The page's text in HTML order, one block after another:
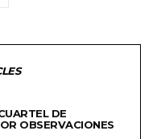
DE
OBSERVACIONES